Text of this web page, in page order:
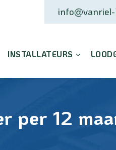
INSTALLATEURS
per 12